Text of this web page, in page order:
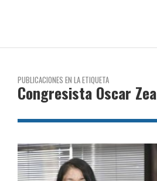
PUBLICACIONES EN LA ETIQUETA
Congresista Oscar Zea